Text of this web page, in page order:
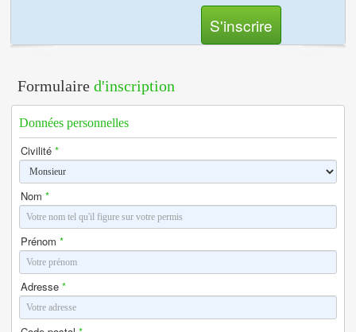
S'inscrire
Formulaire d'inscription